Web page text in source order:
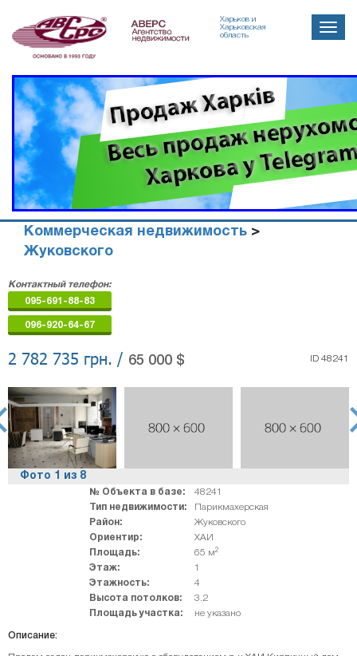
Харьков и
Харьковская
область
Toggle
Коммерческая недвижимость >
Жуковского
недвижимости
"Аверс"
Контактный телефон:
095-691-88-83
096-920-64-67
2 782 735 грн. / 65 000 $ ID 48241
Фото 1 из 8
№ Объекта в базе:
48241
Тип недвижимости:
Парикмахерская
Район:
Жуковского
Ориентир:
ХАИ
Площадь:
65 м2
Этаж:
1
Этажность:
4
Высота потолков:
3.2
Площадь участка:
не указано
Описание: